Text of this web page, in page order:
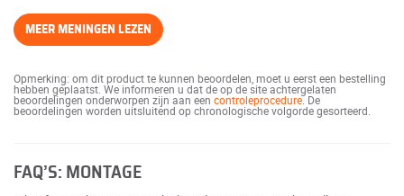
MEER MENINGEN LEZEN
Opmerking: om dit product te kunnen beoordelen, moet u eerst een bestelling
hebben geplaatst. We informeren u dat de op de site achtergelaten
beoordelingen onderworpen zijn aan een controleprocedure. De
beoordelingen worden uitsluitend op chronologische volgorde gesorteerd.
FAQ’S: MONTAGE